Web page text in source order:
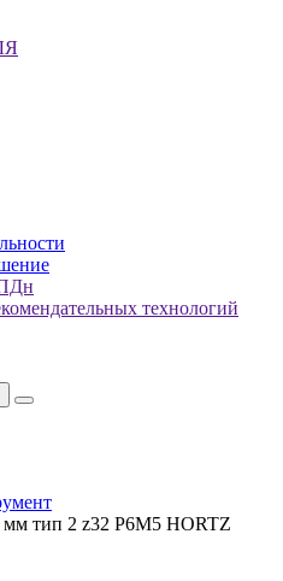
технологий
мм тип 2 z32 Р6М5 HORTZ